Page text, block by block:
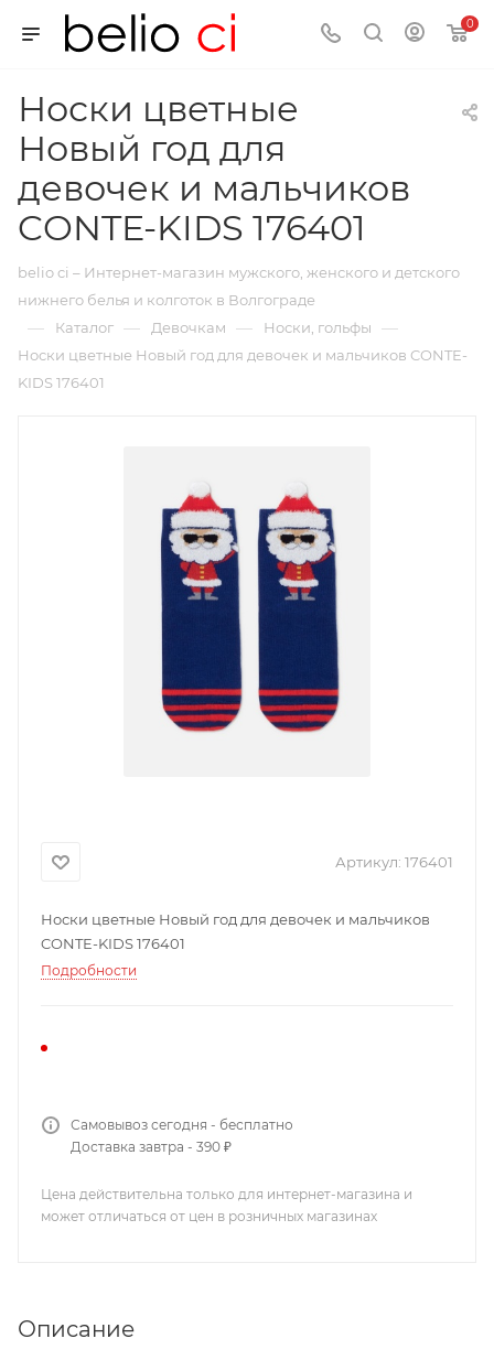
0
Носки цветные
Новый год для
девочек и мальчиков
CONTE-KIDS 176401
belio ci – Интернет-магазин мужского, женского и детского
нижнего белья и колготок в Волгограде
— Каталог — Девочкам — Носки, гольфы —
Носки цветные Новый год для девочек и мальчиков CONTE-
KIDS 176401
Артикул: 176401
Носки цветные Новый год для девочек и мальчиков
CONTE-KIDS 176401
Подробности
Самовывоз сегодня - бесплатно
Доставка завтра - 390 ₽
Цена действительна только для интернет-магазина и
может отличаться от цен в розничных магазинах
Описание